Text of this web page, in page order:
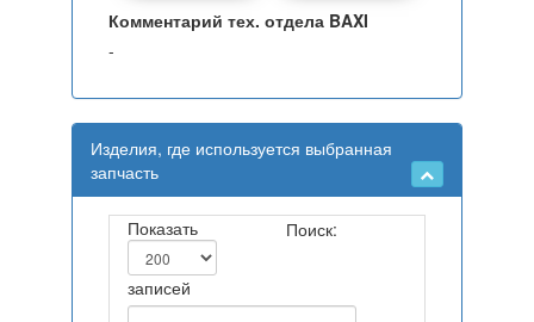
Комментарий тех. отдела BAXI
-
Изделия, где используется выбранная
запчасть
Показать
записей
Поиск: